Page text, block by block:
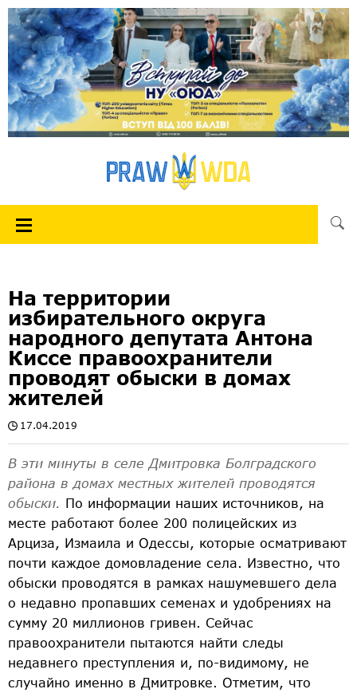
На территории
избирательного округа
народного депутата Антона
Киссе правоохранители
проводят обыски в домах
жителей
17.04.2019
В эти минуты в селе Дмитровка Болградского
района в домах местных жителей проводятся
обыски.
По информации наших источников, на
месте работают более 200 полицейских из
Арциза, Измаила и Одессы, которые осматривают
почти каждое домовладение села. Известно, что
обыски проводятся в рамках нашумевшего дела
о недавно пропавших семенах и удобрениях на
сумму 20 миллионов гривен. Сейчас
правоохранители пытаются найти следы
недавнего преступления и, по-видимому, не
случайно именно в Дмитровке. Отметим, что